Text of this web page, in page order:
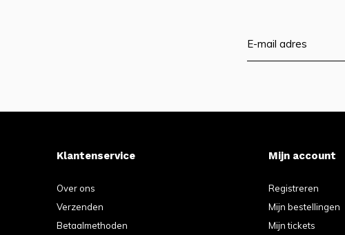
Klantenservice
Over ons
Verzenden
Betaalmethoden
Mijn account
Registreren
Mijn bestellingen
Mijn tickets